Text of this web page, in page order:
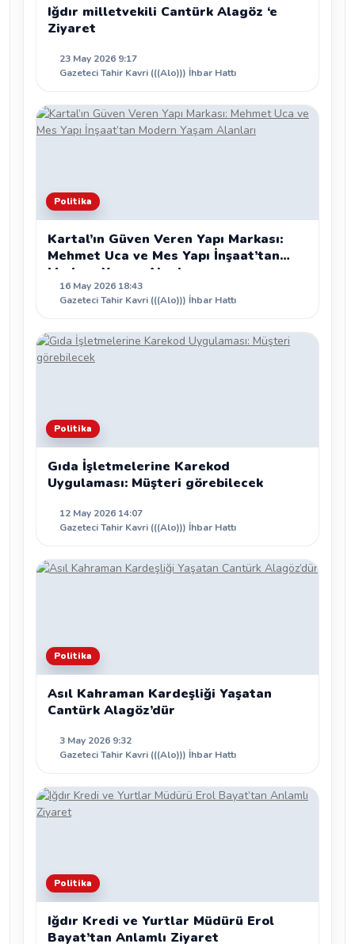
Iğdır milletvekili Cantürk Alagöz ‘e
Ziyaret
23 May 2026 9:17
Gazeteci Tahir Kavri (((Alo))) İhbar Hattı
Politika
Kartal’ın Güven Veren Yapı Markası:
Mehmet Uca ve Mes Yapı İnşaat’tan
Modern Yaşam Alanları
16 May 2026 18:43
Gazeteci Tahir Kavri (((Alo))) İhbar Hattı
Politika
Gıda İşletmelerine Karekod
Uygulaması: Müşteri görebilecek
12 May 2026 14:07
Gazeteci Tahir Kavri (((Alo))) İhbar Hattı
Politika
Asıl Kahraman Kardeşliği Yaşatan
Cantürk Alagöz’dür
3 May 2026 9:32
Gazeteci Tahir Kavri (((Alo))) İhbar Hattı
Politika
Iğdır Kredi ve Yurtlar Müdürü Erol
Bayat’tan Anlamlı Ziyaret